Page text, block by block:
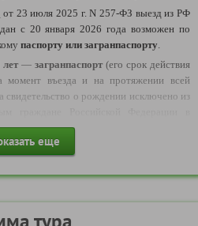
от 23 июля 2025 г. N 257-ФЗ выезд из РФ
с 20 января 2026 года возможен по
паспорту или загранпаспорту
— загранпаспорт (его срок действия
момент въезда и на протяжении всей
свидетельство о рождении исключено из
выезд в Беларусь
исключено
иностранных граждан через пункты
еще